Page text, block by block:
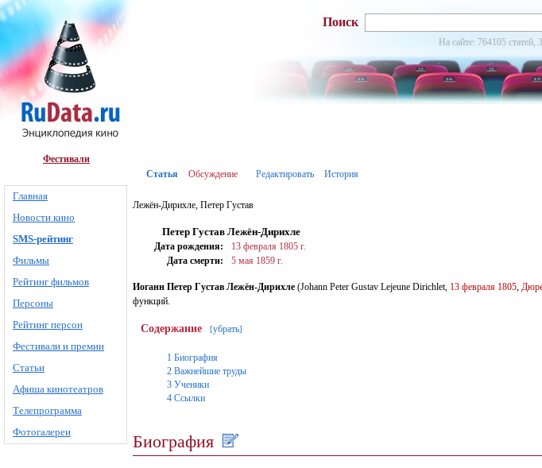
Фестивали
Главная
Новости кино
SMS-рейтинг
Фильмы
Рейтинг фильмов
Персоны
Рейтинг персон
Фестивали и премии
Статьи
Афиша кинотеатров
Телепрограмма
Фотогалереи
Поиск
На сайте: 764105 статей,
Статья Обсуждение Редактировать История
Лежён-Дирихле, Петер Густав
Петер Густав Лежён-Дирихле
Дата рождения: 13 февраля 1805 г.
Дата смерти:
5 мая 1859 г.
Иоганн Петер Густав Лежён-Дирихле (Johann Peter Gustav Lejeune Dirichlet, 13 февраля 1805,
функций.
Содержание [убрать]
1 Биография
2 Важнейшие труды
3 Ученики
4 Ссылки
Биография